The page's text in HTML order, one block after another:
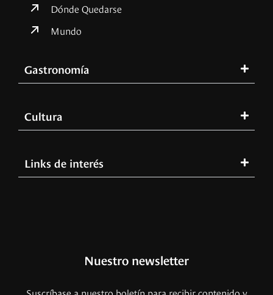
Dónde Quedarse
Mundo
Gastronomía
Cultura
Links de interés
Nuestro newsletter
Suscríbase a nuestro boletín para recibir contenido y